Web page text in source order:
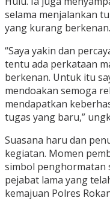
selama menjalankan
yang kurang berkenan.
“Saya yakin dan
tentu ada perkataan
berkenan. Untuk itu
mendoakan semoga
mendapatkan
tugas yang baru,”
Suasana haru dan
kegiatan. Momen
simbol penghormatan
pejabat lama yang
kemajuan Polres